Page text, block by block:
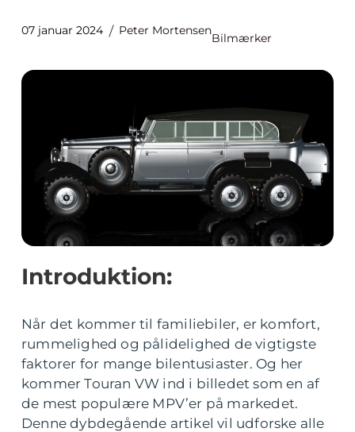
07 januar 2024 Peter Mortensen
Bilmærker
Introduktion:
Når det kommer til familiebiler, er komfort,
rummelighed og pålidelighed de vigtigste
faktorer for mange bilentusiaster. Og her
kommer Touran VW ind i billedet som en af
de mest populære MPV’er på markedet.
Denne dybdegående artikel vil udforske alle